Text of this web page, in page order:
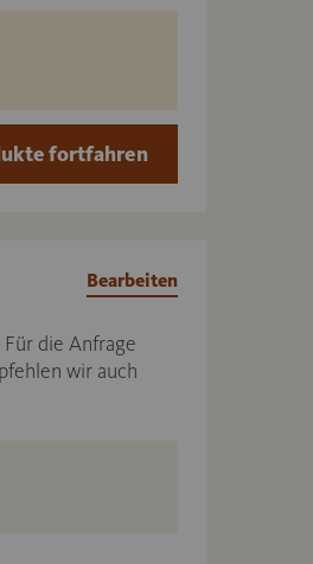
fortfahren
Bearbeiten
die Anfrage
wir auch